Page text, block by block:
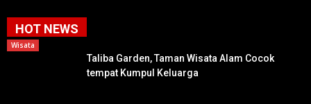
HOT NEWS
Wisata
Taliba Garden, Taman Wisata Alam Cocok
tempat Kumpul Keluarga